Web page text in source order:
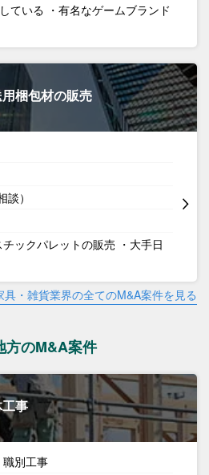
ている ・有名なゲームブランド
梱包材の販売
）
ックパレットの販売 ・大手日
具・雑貨業界の全てのM&A案件を見る
方のM&A案件
事
別工事